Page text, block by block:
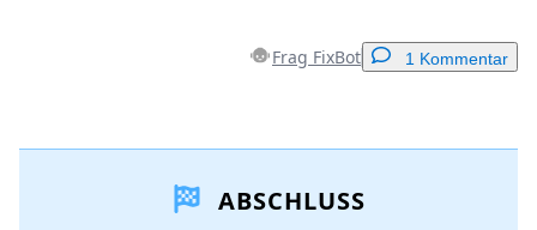
Frag FixBot 1 Kommentar
Kommentar hinzufügenABSCHLUSS